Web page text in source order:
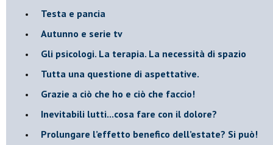
​Testa e pancia
​Autunno e serie tv
​Gli psicologi. La terapia. La necessità di spazio
​Tutta una questione di aspettative.
​Grazie a ciò che ho e ciò che faccio!
​Inevitabili lutti...cosa fare con il dolore?
Prolungare l’effetto benefico dell’estate? Si può!